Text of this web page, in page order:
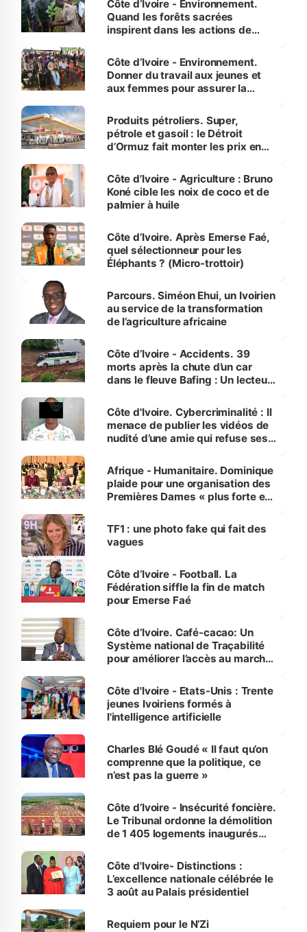
Côte d’Ivoire - Environnement.
Quand les forêts sacrées
inspirent dans les actions de
Côte d’Ivoire - Environnement.
Donner du travail aux jeunes et
aux femmes pour assurer la
menacées
Produits pétroliers. Super,
pétrole et gasoil : le Détroit
d’Ormuz fait monter les prix en
Côte d’Ivoire - Agriculture : Bruno
Koné cible les noix de coco et de
palmier à huile
Côte d’Ivoire. Après Emerse Faé,
quel sélectionneur pour les
Éléphants ? (Micro-trottoir)
Parcours. Siméon Ehui, un Ivoirien
au service de la transformation
de l’agriculture africaine
Côte d’Ivoire - Accidents. 39
morts après la chute d’un car
dans le fleuve Bafing : Un lecteur
des Transports
Côte d'Ivoire. Cybercriminalité : Il
menace de publier les vidéos de
nudité d’une amie qui refuse ses
Afrique - Humanitaire. Dominique
plaide pour une organisation des
Premières Dames « plus forte et
sur la scène internationale »
TF1 : une photo fake qui fait des
vagues
Côte d’Ivoire - Football. La
Fédération siffle la fin de match
pour Emerse Faé
Côte d’Ivoire. Café-cacao: Un
Système national de Traçabilité
pour améliorer l’accès au marché
Côte d'Ivoire - Etats-Unis : Trente
jeunes Ivoiriens formés à
l'intelligence artificielle
Charles Blé Goudé « Il faut qu’on
comprenne que la politique, ce
n’est pas la guerre »
Côte d’Ivoire - Insécurité foncière.
Le Tribunal ordonne la démolition
de 1 405 logements inaugurés
Bassam
Côte d'Ivoire- Distinctions :
L’excellence nationale célébrée le
3 août au Palais présidentiel
Requiem pour le N’Zi